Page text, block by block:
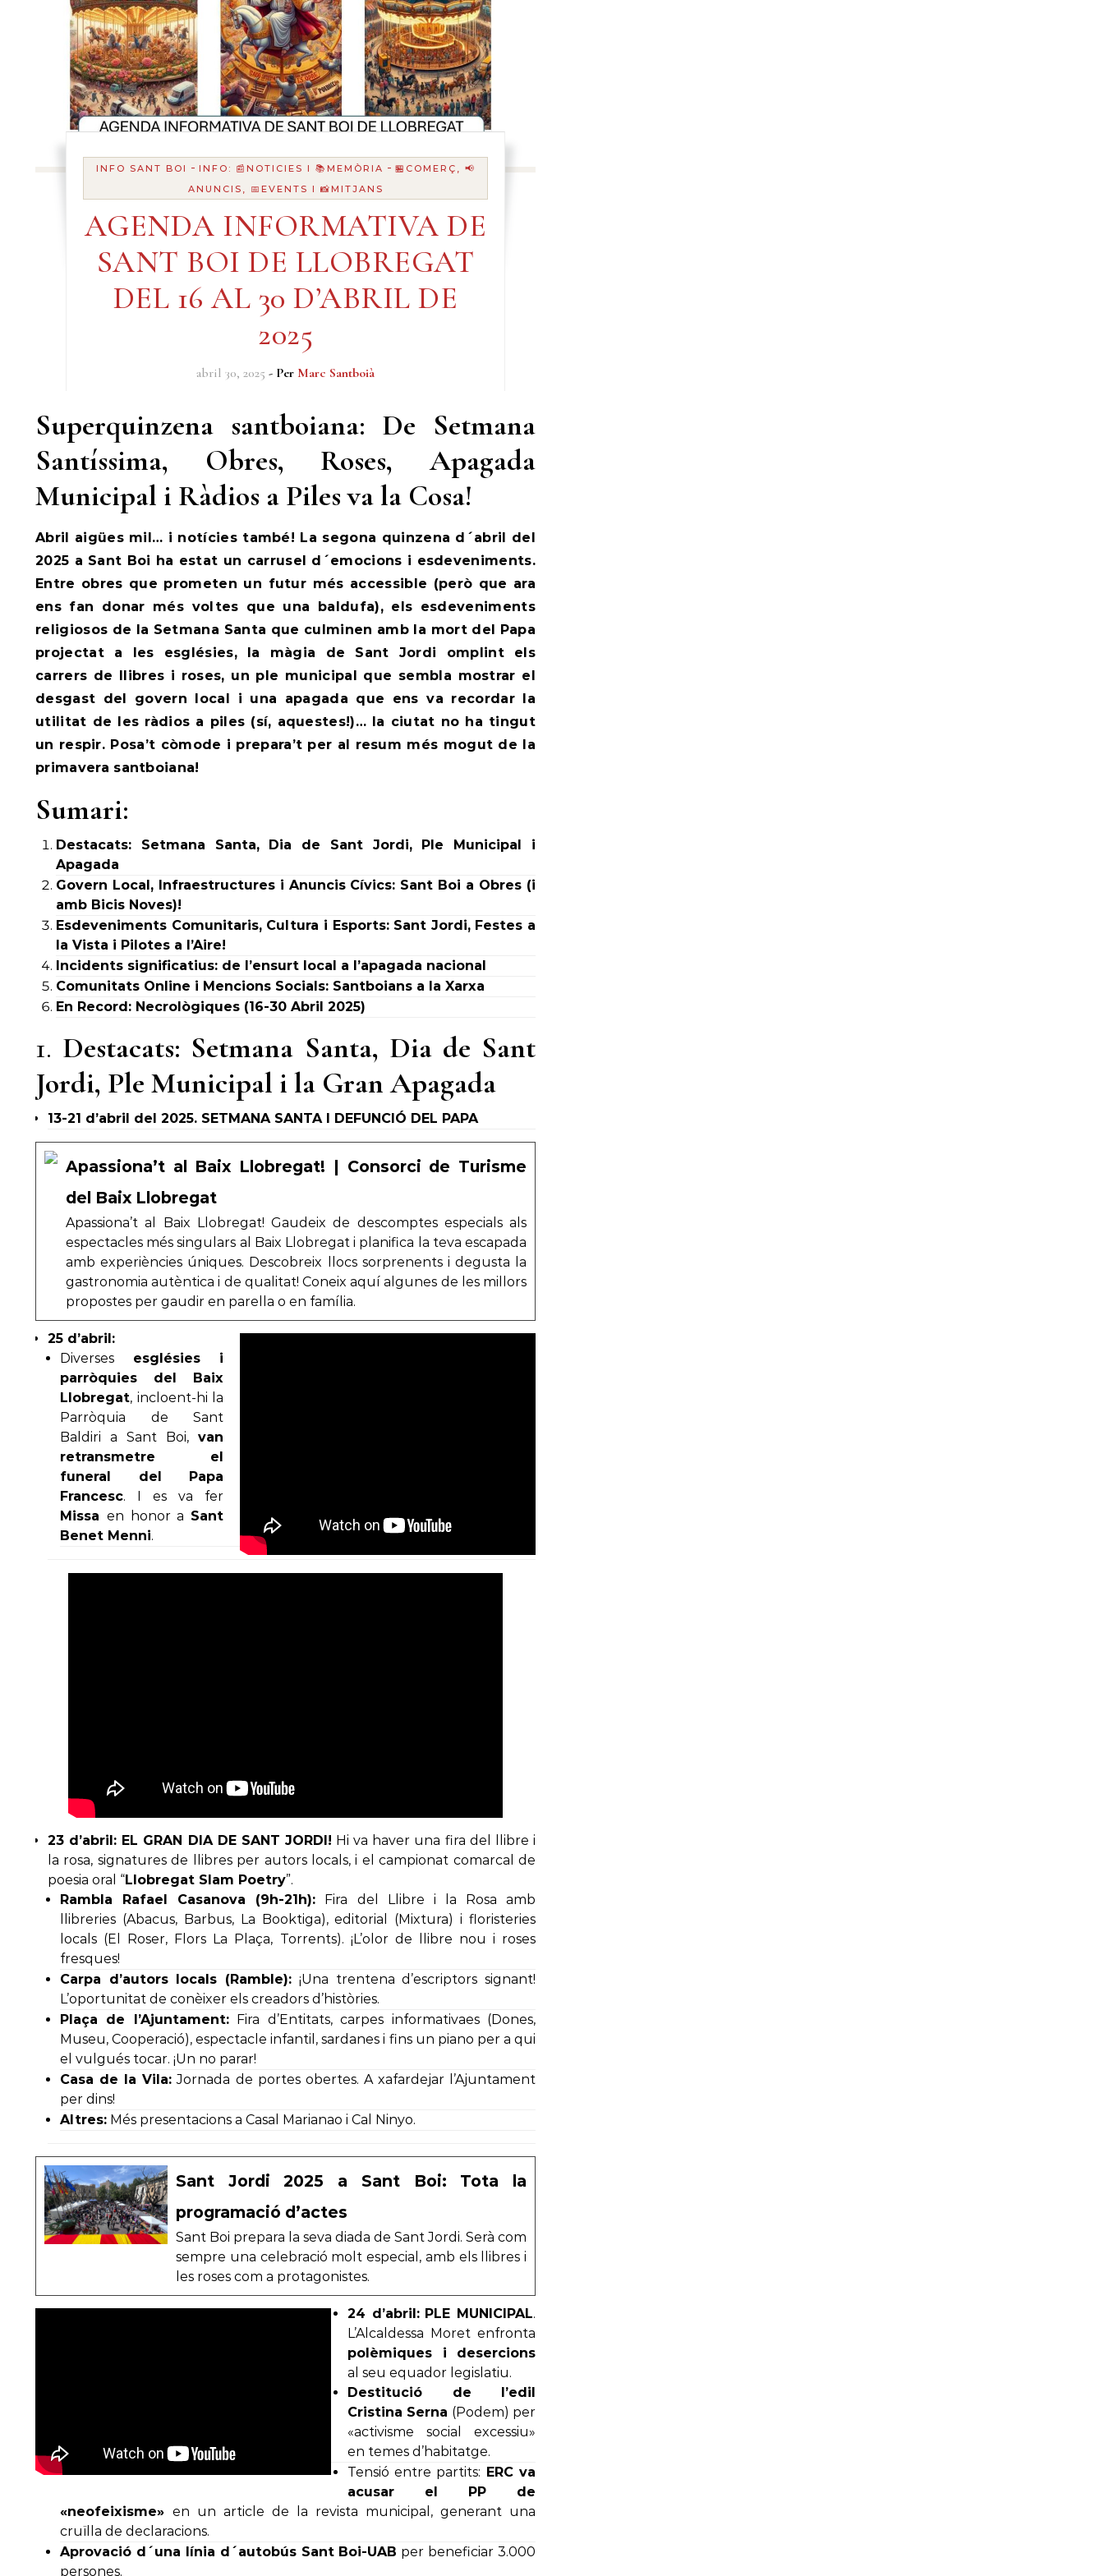
INFO SANT BOI - INFO: 📰NOTICIES I 📚MEMÒRIA - 🏪COMERÇ, 📢
ANUNCIS, 📅EVENTS I 📸MITJANS
AGENDA INFORMATIVA DE
SANT BOI DE LLOBREGAT
DEL 16 AL 30 D’ABRIL DE
2025
abril 30, 2025 - Per Marc Santboià
Superquinzena santboiana: De Setmana
Santíssima, Obres, Roses, Apagada
Municipal i Ràdios a Piles va la Cosa!
Abril aigües mil… i notícies també! La segona quinzena d´abril del
2025 a Sant Boi ha estat un carrusel d´emocions i esdeveniments.
Entre obres que prometen un futur més accessible (però que ara
ens fan donar més voltes que una baldufa), els esdeveniments
religiosos de la Setmana Santa que culminen amb la mort del Papa
projectat a les esglésies, la màgia de Sant Jordi omplint els
carrers de llibres i roses, un ple municipal que sembla mostrar el
desgast del govern local i una apagada que ens va recordar la
utilitat de les ràdios a piles (sí, aquestes!)… la ciutat no ha tingut
un respir. Posa’t còmode i prepara’t per al resum més mogut de la
primavera santboiana!
Sumari:
Destacats: Setmana Santa, Dia de Sant Jordi, Ple Municipal i
Apagada
Govern Local, Infraestructures i Anuncis Cívics: Sant Boi a Obres (i
amb Bicis Noves)!
Esdeveniments Comunitaris, Cultura i Esports: Sant Jordi, Festes a
la Vista i Pilotes a l’Aire!
Incidents significatius: de l’ensurt local a l’apagada nacional
Comunitats Online i Mencions Socials: Santboians a la Xarxa
En Record: Necrològiques (16-30 Abril 2025)
1. Destacats: Setmana Santa, Dia de Sant
Jordi, Ple Municipal i la Gran Apagada
13-21 d’abril del 2025. SETMANA SANTA I DEFUNCIÓ DEL PAPA
Apassiona’t al Baix Llobregat! | Consorci de Turisme
del Baix Llobregat
Apassiona’t al Baix Llobregat! Gaudeix de descomptes especials als
espectacles més singulars al Baix Llobregat i planifica la teva escapada
amb experiències úniques. Descobreix llocs sorprenents i degusta la
gastronomia autèntica i de qualitat! Coneix aquí algunes de les millors
propostes per gaudir en parella o en família.
25 d’abril:
Diverses esglésies i
parròquies del Baix
Llobregat, incloent-hi la
Parròquia de Sant
Baldiri a Sant Boi, van
retransmetre el
funeral del Papa
Francesc. I es va fer
Missa en honor a Sant
Benet Menni.
23 d’abril: EL GRAN DIA DE SANT JORDI! Hi va haver una fira del llibre i
la rosa, signatures de llibres per autors locals, i el campionat comarcal de
poesia oral “Llobregat Slam Poetry”.
Rambla Rafael Casanova (9h-21h): Fira del Llibre i la Rosa amb
llibreries (Abacus, Barbus, La Booktiga), editorial (Mixtura) i floristeries
locals (El Roser, Flors La Plaça, Torrents). ¡L’olor de llibre nou i roses
fresques!
Carpa d’autors locals (Ramble): ¡Una trentena d’escriptors signant!
L’oportunitat de conèixer els creadors d’històries.
Plaça de l’Ajuntament:Fira d’Entitats, carpes informativaes (Dones,
Museu, Cooperació), espectacle infantil, sardanes i fins un piano per a qui
el vulgués tocar. ¡Un no parar!
Casa de la Vila: Jornada de portes obertes. A xafardejar l’Ajuntament
per dins!
Altres: Més presentacions a Casal Marianao i Cal Ninyo.
Sant Jordi 2025 a Sant Boi: Tota la
programació d’actes
Sant Boi prepara la seva diada de Sant Jordi. Serà com
sempre una celebració molt especial, amb els llibres i
les roses com a protagonistes.
24 d’abril: PLE MUNICIPAL.
L’Alcaldessa Moret enfronta
polèmiques i desercions
al seu equador legislatiu.
Destitució de l’edil
Cristina Serna (Podem) per
«activisme social excessiu»
en temes d’habitatge.
Tensió entre partits: ERC va
acusar el PP de
«neofeixisme» en un article de la revista municipal, generant una
cruïlla de declaracions.
Aprovació d´una línia d´autobús Sant Boi-UAB per beneficiar 3.000
persones.